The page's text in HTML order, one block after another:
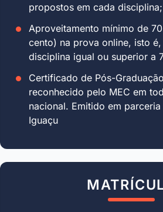
propostos em cada disciplina;
Aproveitamento mínimo de
cento) na prova online, isto
disciplina igual ou superior a
Certificado de Pós-
reconhecido pelo MEC em
nacional. Emitido em
Iguaçu